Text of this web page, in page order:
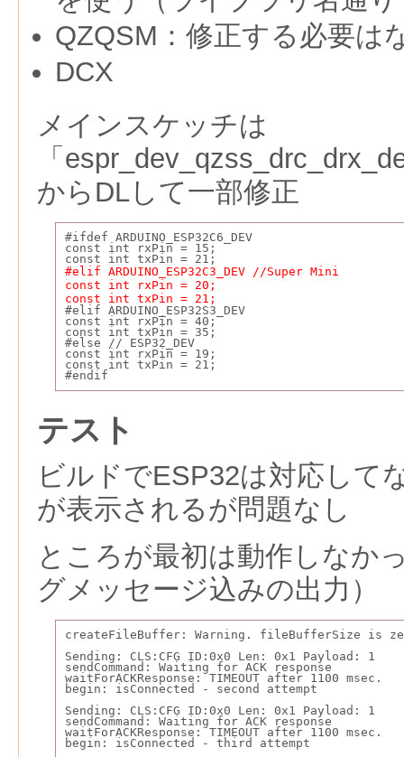
QZQSM：修正する必要は
DCX
メインスケッチは
「
からDLして一部修正
#ifdef ARDUINO_ESP32C6_DEV
const int rxPin = 15;
const int txPin = 21;
#elif ARDUINO_ESP32C3_DEV //Super Mini
const int rxPin = 20;
const int txPin = 21;
#elif ARDUINO_ESP32S3_DEV
const int rxPin = 40;
const int txPin = 35;
#else // ESP32_DEV
const int rxPin = 19;
const int txPin = 21;
#endif
テスト
ビルドでESP32は対応して
が表示されるが問題なし
ところが最初は動作しなか
グメッセージ込みの出力）
createFileBuffer: Warning. fileBufferSize is
Sending: CLS:CFG ID:0x0 Len: 0x1 Payload: 1
sendCommand: Waiting for ACK response
waitForACKResponse: TIMEOUT after 1100 msec.
begin: isConnected - second attempt
Sending: CLS:CFG ID:0x0 Len: 0x1 Payload: 1
sendCommand: Waiting for ACK response
waitForACKResponse: TIMEOUT after 1100 msec.
begin: isConnected - third attempt